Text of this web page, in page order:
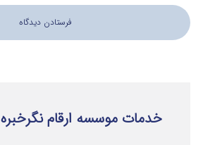
خدمات موسسه ارقام نگرخبره